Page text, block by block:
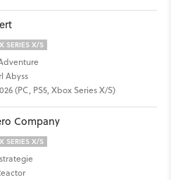
SERIES X/S
Abyss
(PC, PS5, Xbox Series X/S)
Company
SERIES X/S